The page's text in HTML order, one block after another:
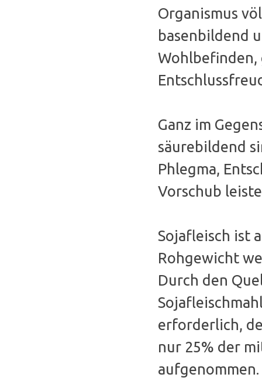
Organismus
basenbildend
Wohlbefinden,
Ganz im
säurebildend
Phlegma,
Vorschub
Sojafleisch ist
Rohgewicht
Durch den
erforderlich,
nur 25% der
aufgenommen.